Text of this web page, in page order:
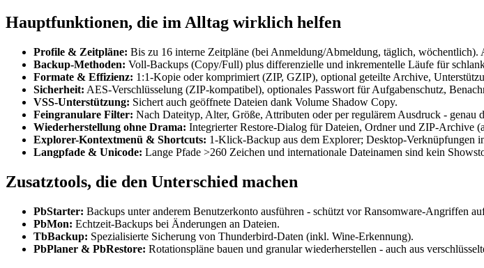
Hauptfunktionen, die im Alltag wirklich helfen
Profile & Zeitpläne: Bis zu 16 interne Zeitpläne (bei Anmeldung/Abmeldung, täglich,
Backup-Methoden: Voll-Backups (Copy/Full) plus differenzielle und inkrementelle Läufe für
Formate & Effizienz: 1:1-Kopie oder komprimiert (ZIP, GZIP), optional geteilte Archive,
Sicherheit: AES-Verschlüsselung (ZIP-kompatibel), optionales Passwort für Aufgabenschutz,
VSS-Unterstützung: Sichert auch geöffnete Dateien dank Volume Shadow Copy.
Feingranulare Filter: Nach Dateityp, Alter, Größe, Attributen oder per regulärem Ausdruck - genau
Wiederherstellung ohne Drama: Integrierter Restore-Dialog für Dateien, Ordner und ZIP-Archive
Explorer-Kontextmenü & Shortcuts: 1-Klick-Backup aus dem Explorer; Desktop-Verknüpfungen
Langpfade & Unicode: Lange Pfade >260 Zeichen und internationale Dateinamen sind kein
Zusatztools, die den Unterschied machen
PbStarter: Backups unter anderem Benutzerkonto ausführen - schützt vor Ransomware-Angriffen
PbMon: Echtzeit-Backups bei Änderungen an Dateien.
TbBackup: Spezialisierte Sicherung von Thunderbird-Daten (inkl. Wine-Erkennung).
PbPlaner & PbRestore: Rotationspläne bauen und granular wiederherstellen - auch aus